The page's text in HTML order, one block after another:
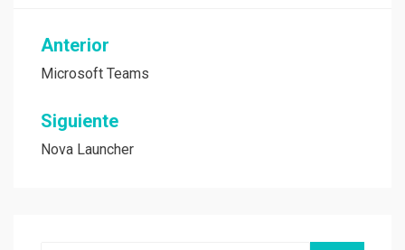
Navegación
de
entradas
Anterior
Microsoft Teams
Siguiente
Nova Launcher